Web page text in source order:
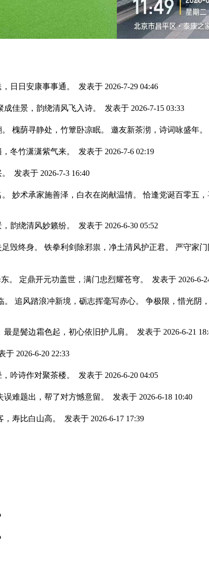
日日安康事事通。 发表于 2026-7-29 04:46
成佳景，韵绕清风飞入诗。 发表于 2026-7-15 03:33
槐荫寻静处，竹簟卧凉眠。 邀友新茶沏，诗词咏盛年。
冬竹潇潇紫气来。 发表于 2026-7-6 02:19
。 发表于 2026-7-3 16:40
妙术承家施善泽，白衣在岗献温情。 恰逢党诞百零五
韵绕清风妙籁纷。 发表于 2026-6-30 05:52
毁终身。 铁拳利剑除邪祟，净土清风护正君。 严守家
。 定鼎开元功盖世，满门忠烈耀苍穹。 发表于 2026-6-
。 追风踏浪冲新境，砺志挥毫写赤心。 争极限，惜光阴
是鬓边霜色起，初心依旧护儿肩。 发表于 2026-6-21
于 2026-6-20 22:33
吟诗作对聚茶楼。 发表于 2026-6-20 04:05
误难题出，帮了对方憾意留。 发表于 2026-6-18 10:40
，寿比白山高。 发表于 2026-6-17 17:39